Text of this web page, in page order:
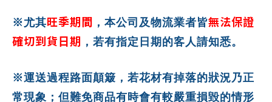
※尤其旺季期間 ，本公司及物流業者皆無法保證
確切到貨日期 ，若有指定日期的客人請知悉。
※運送過程路面顛簸，若花材有掉落的狀況乃正
常現象；但難免商品有時會有較嚴重損毀的情形